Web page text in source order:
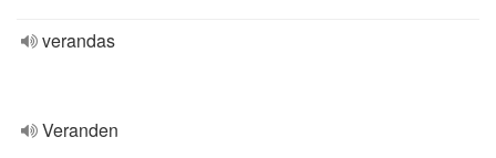
verandas
Veranden